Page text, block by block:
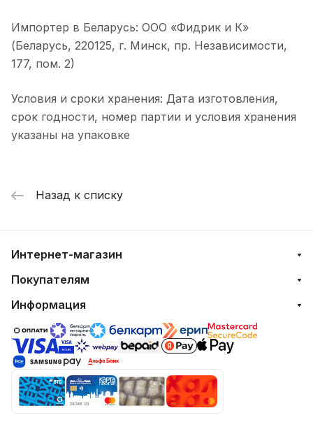
Импортер в Беларусь: ООО «Фидрик и К»
(Беларусь, 220125, г. Минск, пр. Независимости,
177, пом. 2)
Условия и сроки хранения: Дата изготовления,
срок годности, номер партии и условия хранения
указаны на упаковке
Назад к списку
Интернет-магазин
Покупателям
Информация